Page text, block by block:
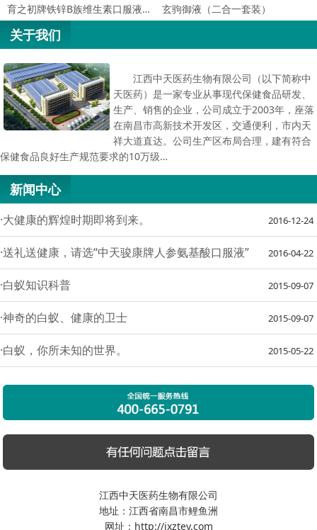
育之初牌铁锌B族维生素口服液（孕… 玄驹御液（二合一套装）
关于我们
江西中天医药生物有限公司（以下简称中
天医药）是一家专业从事现代保健食品研发、
生产、销售的企业，公司成立于2003年，座落
在南昌市高新技术开发区，交通便利，市内天
祥大道直达。公司生产区布局合理，建有符合
保健食品良好生产规范要求的10万级…
新闻中心
·大健康的辉煌时期即将到来。 2016-12-24
·送礼送健康，请选“中天骏康牌人参氨基酸口服液” 2016-04-22
·白蚁知识科普 2015-09-07
·神奇的白蚁、健康的卫士 2015-09-07
·白蚁，你所未知的世界。 2015-05-22
江西中天医药生物有限公司
地址：江西省南昌市鲤鱼洲
网址：http://jxztey.com